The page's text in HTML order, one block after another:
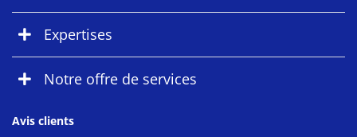
Expertises
Notre offre de services
Avis clients